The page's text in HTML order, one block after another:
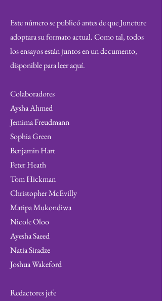
Este número se publicó antes de que Juncture
adoptara su formato actual. Como tal, todos
los ensayos están juntos en un dccumento,
disponible para leer aquí.
Colaboradores
Aysha Ahmed
Jemima Freudmann
Sophia Green
Benjamin Hart
Peter Heath
Tom Hickman
Christopher McEvilly
Matipa Mukondiwa
Nicole Oloo
Ayesha Saeed
Natia Siradze
Joshua Wakeford
Redactores jefe